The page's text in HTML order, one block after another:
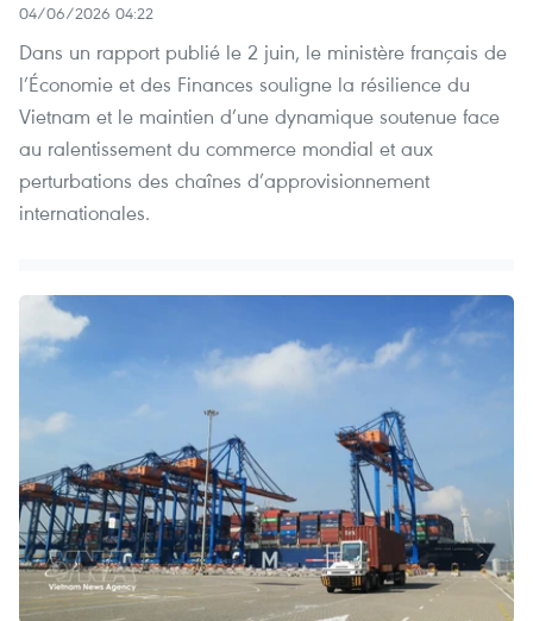
04/06/2026 04:22
Dans un rapport publié le 2 juin, le ministère français de
l’Économie et des Finances souligne la résilience du
Vietnam et le maintien d’une dynamique soutenue face
au ralentissement du commerce mondial et aux
perturbations des chaînes d’approvisionnement
internationales.